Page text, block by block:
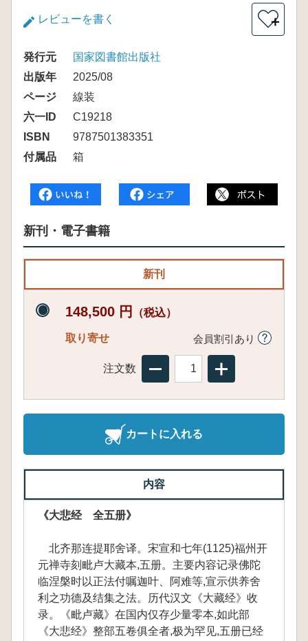
レビューを書く ＋
発行元
国家図書館出版社
出版年
2025/08
ページ
線装
六一ID
C19218
ISBN
9787501383351
付属品
箱
新刊・電子書籍
新刊
148,500 円 （税込）
取り寄せ 会員割引あり
注文数
カートに入れる
内容
《大悲经 全五册》
北齐那连提耶舍译。宋宣和七年(1125)福州开
元禅寺刻毗卢大藏本,五册。主要内容记录佛陀
临涅槃时以正法付嘱迦叶、阿难等,宣示供养舍
利之功德及结集之法。历代汉文《大藏经》收
录。《毗卢藏》在国内仅存少量零本,如此部
《大悲经》整部五卷俱全者,极为罕见,五册已经